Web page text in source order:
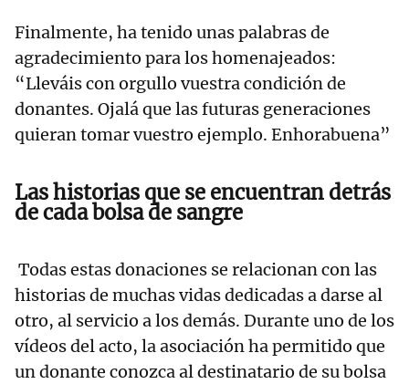
Finalmente, ha tenido unas palabras de
agradecimiento para los homenajeados:
“Lleváis con orgullo vuestra condición de
donantes. Ojalá que las futuras generaciones
quieran tomar vuestro ejemplo. Enhorabuena”
Las historias que se encuentran detrás
de cada bolsa de sangre
Todas estas donaciones se relacionan con las
historias de muchas vidas dedicadas a darse al
otro, al servicio a los demás. Durante uno de los
vídeos del acto, la asociación ha permitido que
un donante conozca al destinatario de su bolsa